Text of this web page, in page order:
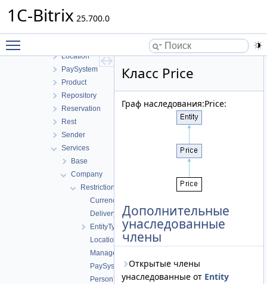
1C-Bitrix 25.700.0
Internals
Location
PaySystem
Product
Repository
Reservation
Rest
Sender
Services
Base
Company
Restrictions
Currency
Delivery
EntityType
Location
Manager
PaySystem
PersonType
Класс Price
Граф наследования:Price:
Дополнительные
унаследованные
члены
Открытые члены
унаследованные от Entity